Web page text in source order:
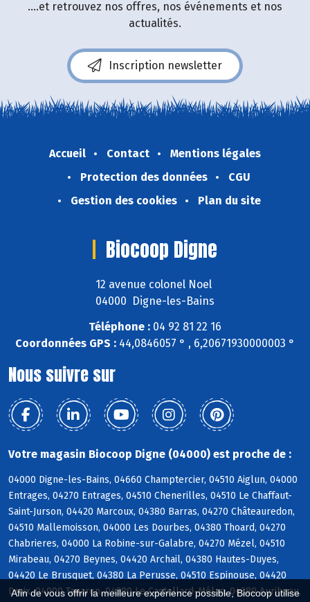
Afin de vous offrir la meilleure expérience possible, Biocoop utilise
....et retrouvez nos offres, nos événements et nos
actualités.
Inscription newsletter
Accueil Contact
Mentions légales
Protection des données
CGU
Gestion des cookies
Plan du site
Biocoop Digne
12 avenue colonel Noel
04000 Digne-les-Bains
Téléphone : 04 92 81 22 16
Coordonnées GPS : 44,0846057 ° , 6,20671930000003 °
Nous suivre sur
Votre magasin Biocoop Digne (04000) est proche de :
04000 Digne-les-Bains, 04660 Champtercier, 04510 Aiglun, 04000
Entrages, 04270 Entrages, 04510 Chenerilles, 04510 Le Chaffaut-
Saint-Jurson, 04420 Marcoux, 04380 Barras, 04270 Châteauredon,
04510 Mallemoisson, 04000 Les Dourbes, 04380 Thoard, 04270
Chabrieres, 04000 La Robine-sur-Galabre, 04270 Mézel, 04510
Mirabeau, 04270 Beynes, 04420 Archail, 04380 Hautes-Duyes,
04420 Le Brusquet, 04380 La Perusse, 04510 Espinouse, 04420
Draix, 04000 Tanaron, 04380 Le Castellard-Mélan, 04380 Auribeau,